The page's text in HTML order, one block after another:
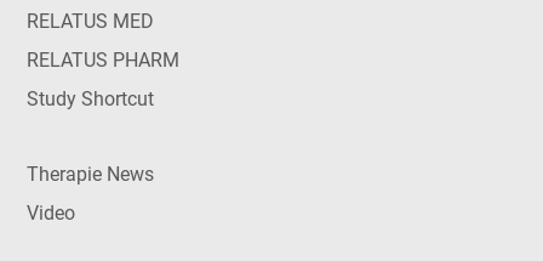
RELATUS MED
RELATUS PHARM
Study Shortcut
Therapie News
Video